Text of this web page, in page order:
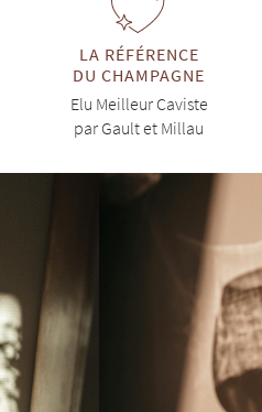
LA RÉFÉRENCE
DU CHAMPAGNE
Elu Meilleur Caviste
par Gault et Millau